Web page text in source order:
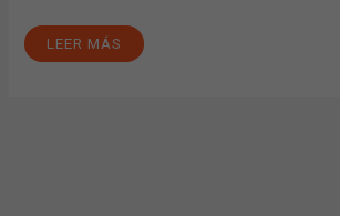
LEER MÁS